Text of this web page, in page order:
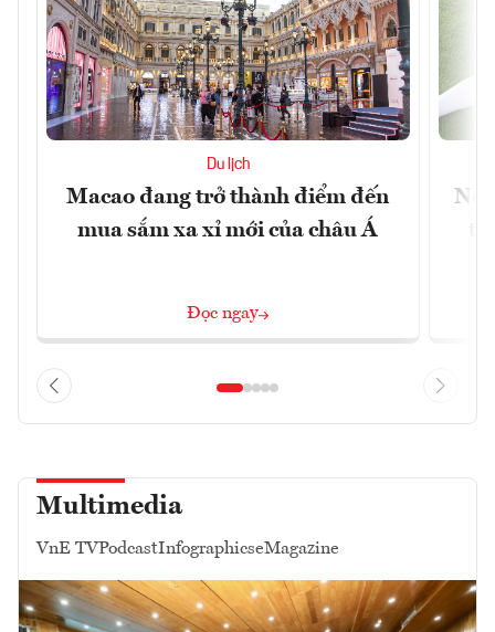
Du lịch
Macao đang trở thành điểm đến
mua sắm xa xỉ mới của châu Á
Đọc ngay
Multimedia
VnE TVPodcastInfographicseMagazine